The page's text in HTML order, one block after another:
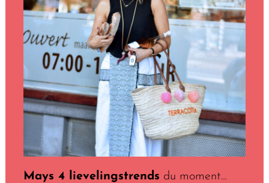
Mays 4 lievelingstrends du moment…